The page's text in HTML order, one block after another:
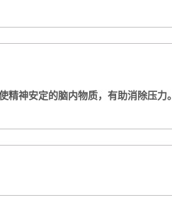
神安定的脑内物质，有助消除压力。